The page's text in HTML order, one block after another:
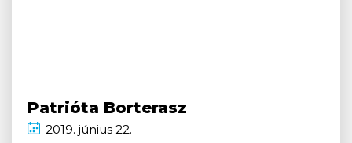
Patrióta Borterasz
2019. június 22.